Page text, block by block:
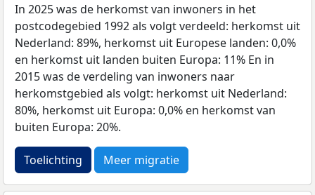
In 2025 was de herkomst van inwoners in het
postcodegebied 1992 als volgt verdeeld: herkomst uit
Nederland: 89%, herkomst uit Europese landen: 0,0%
en herkomst uit landen buiten Europa: 11% En in
2015 was de verdeling van inwoners naar
herkomstgebied als volgt: herkomst uit Nederland:
80%, herkomst uit Europa: 0,0% en herkomst van
buiten Europa: 20%.
Toelichting Meer migratie